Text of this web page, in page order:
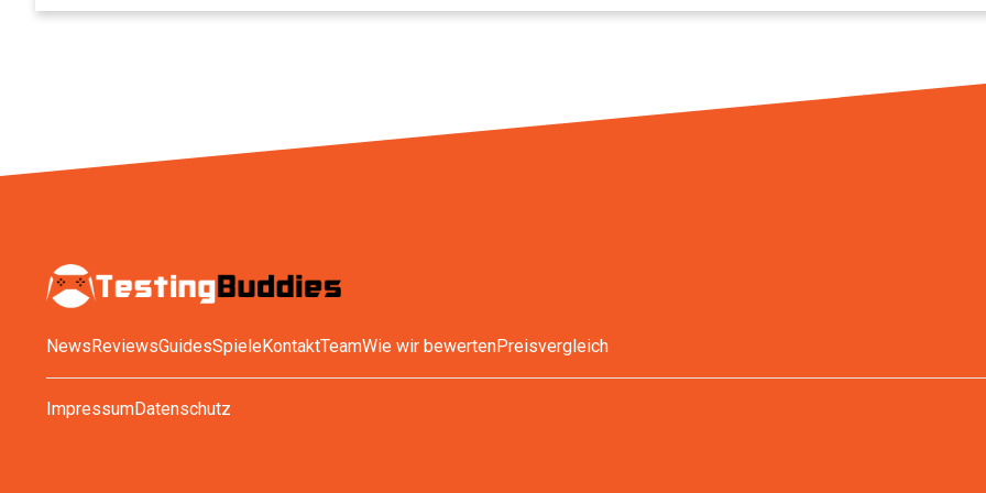
News ReviewsGuidesSpieleKontaktTeamWie wir bewertenPreisvergleich
ImpressumDatenschutz